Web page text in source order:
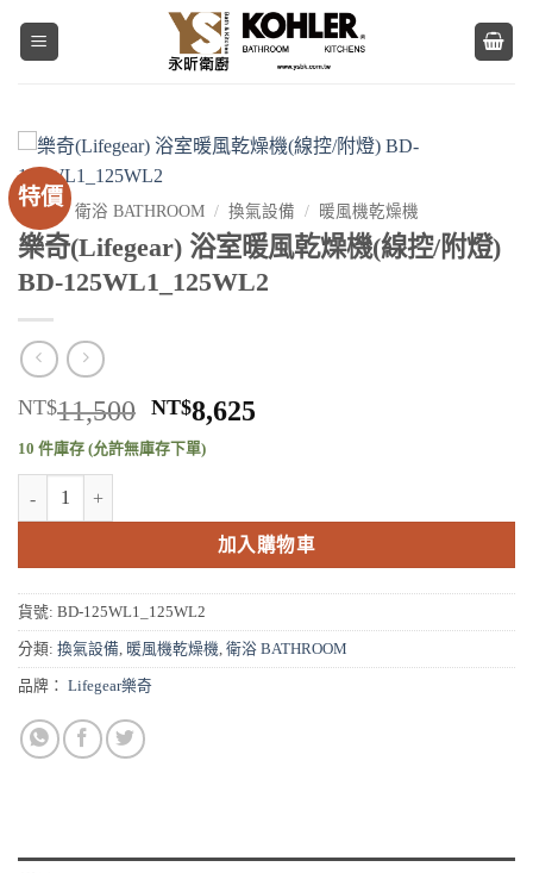
特價
首頁 / 衛浴 BATHROOM / 換氣設備 / 暖風機乾燥機
樂奇(Lifegear) 浴室暖風乾燥機(線控/附燈)
BD-125WL1_125WL2
NT$11,500 原
始
NT$11,500。
NT$8,625
NT$8,625。
10 件庫存 (允許無庫存下單)
樂奇(Lifegear) 浴室暖風乾燥機(線控/附燈) BD-125WL1_125WL2 數量
加入購物車
貨號: BD-125WL1_125WL2
分類: 換氣設備, 暖風機乾燥機, 衛浴 BATHROOM
品牌： Lifegear樂奇